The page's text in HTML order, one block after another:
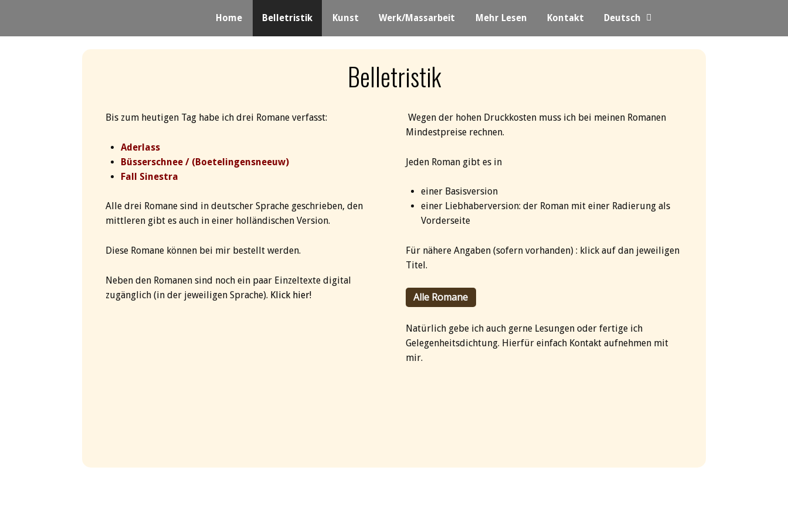
Home Belletristik Kunst Werk/Massarbeit Mehr Lesen Kontakt Deutsch
Belletristik
Bis zum heutigen Tag habe ich drei Romane verfasst:
Aderlass
Büsserschnee/ (Boetelingensneeuw)
Fall Sinestra
Alle drei Romane sind in deutscher Sprache geschrieben, den
mittleren gibt es auch in einer holländischen Version.
Diese Romane können bei mir bestellt werden.
Neben den Romanen sind noch ein paar Einzeltexte digital
zugänglich (in der jeweiligen Sprache). Klick hier!
Wegen der hohen Druckkosten muss ich bei meinen Romanen
Mindestpreise rechnen.
Jeden Roman gibt es in
einer Basisversion
einer Liebhaberversion: der Roman mit einer Radierung als
Vorderseite
Für nähere Angaben (sofern vorhanden) : klick auf dan jeweiligen
Titel.
Alle Romane
Natürlich gebe ich auch gerne Lesungen oder fertige ich
Gelegenheitsdichtung. Hierfür einfach Kontakt aufnehmen mit
mir.